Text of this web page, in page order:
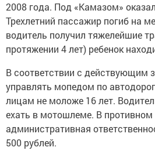
2008 года. Под «Камазом»
Трехлетний пассажир погиб на
водитель получил тяжелейшие
протяжении 4 лет) ребенок
В соответствии с действующим
управлять мопедом по
лицам не моложе 16 лет.
ехать в мотошлеме. В противном
административная
500 рублей.